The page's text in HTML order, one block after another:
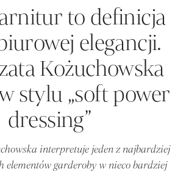
to definicja
elegancji.
Kożuchowska
stylu „soft power
dressing”
interpretuje jeden z najbardziej
elementów garderoby w nieco bardziej